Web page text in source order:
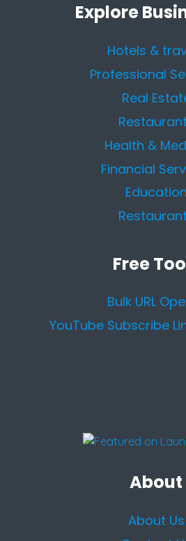
Explore
Hotels &
Professional
Real
Health &
Financial
Education
Free
Bulk URL
YouTube Subscribe
About
About Us